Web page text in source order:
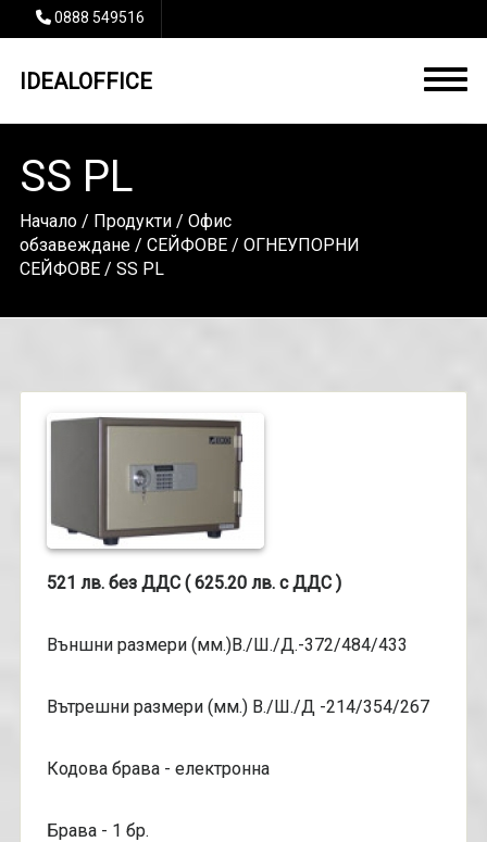
0888 549516
IDEALOFFICE
SS PL
Начало/ Продукти/ Офис
обзавеждане/ СЕЙФОВЕ/ ОГНЕУПОРНИ
СЕЙФОВЕ/ SS PL
521 лв. без ДДС (625.20 лв. с ДДС )
Външни размери (мм.)В./Ш./Д.-372/484/433
Вътрешни размери (мм.) В./Ш./Д -214/354/267
Кодова брава - електронна
Брава - 1 бр.